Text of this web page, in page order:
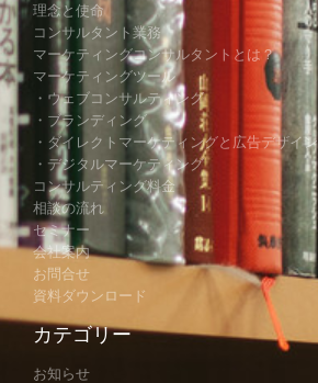
理念と使命
コンサルタント業務
マーケティングコンサルタントとは？
マーケティングツール
・ウェブコンサルティング
・ブランディング
・ダイレクトマーケティングと広告デザイン
・デジタルマーケティング
コンサルティング料金
相談の流れ
セミナー
会社案内
お問合せ
資料ダウンロード
カテゴリー
お知らせ